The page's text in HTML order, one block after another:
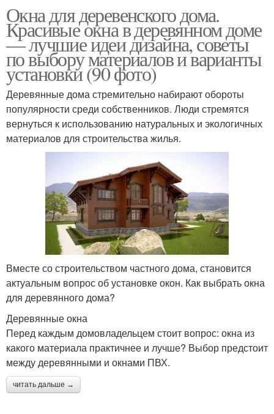
Окна для деревенского дома.
Красивые окна в деревянном доме
— лучшие идеи дизайна, советы
по выбору материалов и варианты
установки (90 фото)
Деревянные дома стремительно набирают обороты
популярности среди собственников. Люди стремятся
вернуться к использованию натуральных и экологичных
материалов для строительства жилья.
Вместе со строительством частного дома, становится
актуальным вопрос об установке окон. Как выбрать окна
для деревянного дома?
Деревянные окна
Перед каждым домовладельцем стоит вопрос: окна из
какого материала практичнее и лучше? Выбор предстоит
между деревянными и окнами ПВХ.
читать дальше →